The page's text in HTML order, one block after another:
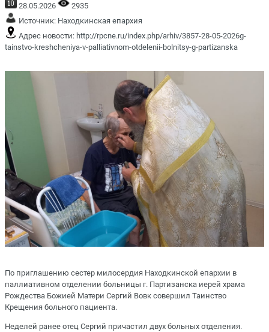
28.05.2026
2935
Источник: Находкинская епархия
Адрес новости: http://rpcne.ru/index.php/arhiv/3857-28-05-2026g-
tainstvo-kreshcheniya-v-palliativnom-otdelenii-bolnitsy-g-partizanska
По приглашению сестер милосердия Находкинской епархии в
паллиативном отделении больницы г. Партизанска иерей храма
Рождества Божией Матери Сергий Вовк совершил Таинство
Крещения больного пациента.
Неделей ранее отец Сергий причастил двух больных отделения.